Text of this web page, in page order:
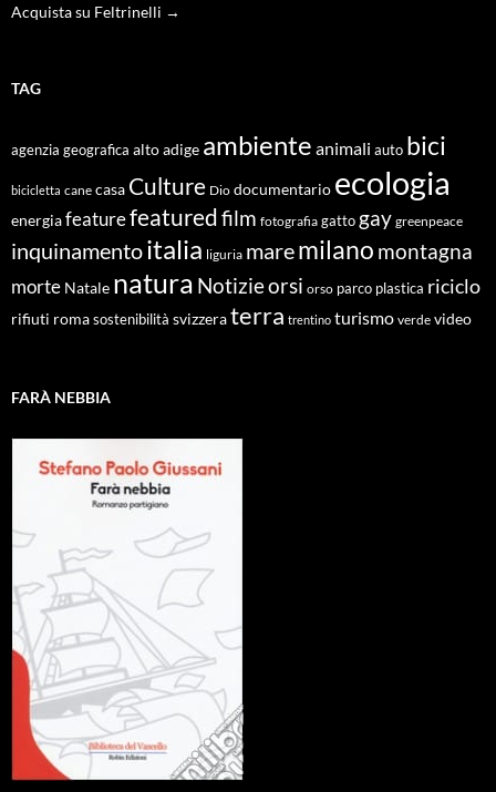
Acquista su Feltrinelli →
TAG
agenzia geografica alto adige ambiente animali auto bici
bicicletta cane casa Culture Dio documentario ecologia
energiafeaturefeaturedfilm fotografia gatto gay greenpeace
inquinamentoitalia liguria maremilano montagna
morte Natale natura Notizieorsi orso parco plastica riciclo
rifiuti roma sostenibilità svizzeraterra trentino turismo verde video
FARÀ NEBBIA